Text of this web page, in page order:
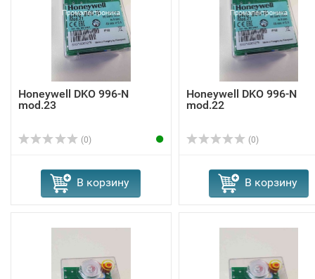
Honeywell DKO 996-N
mod.23
(0)
В корзину
Honeywell DKO 996-N
mod.22
(0)
В корзину